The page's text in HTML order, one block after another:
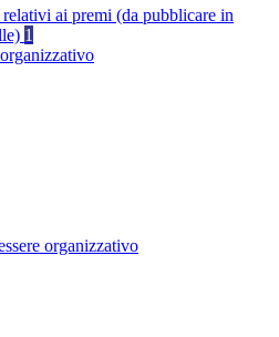
ai premi (da pubblicare in
1
organizzativo